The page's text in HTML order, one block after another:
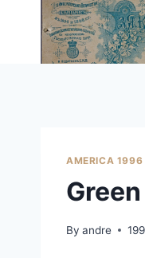
AMERICA 1996
By andre